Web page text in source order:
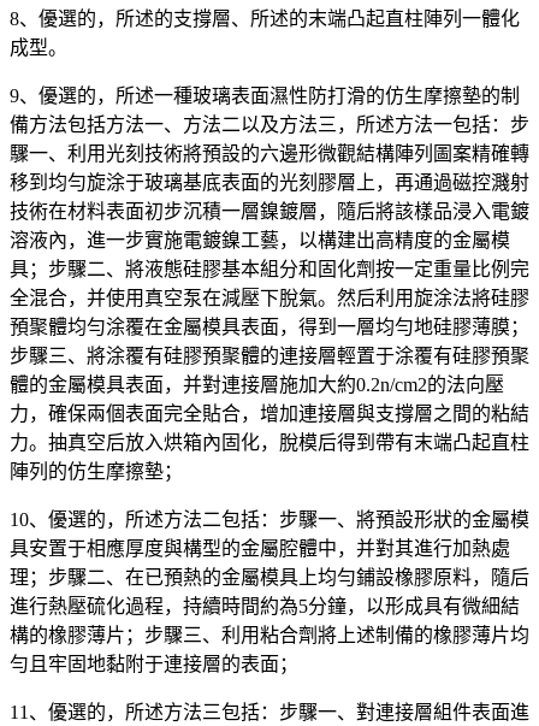
8、優選的，所述的支撐層、所述的末端凸起直柱陣列一體化
成型。
9、優選的，所述一種玻璃表面濕性防打滑的仿生摩擦墊的制
備方法包括方法一、方法二以及方法三，所述方法一包括：步
驟一、利用光刻技術將預設的六邊形微觀結構陣列圖案精確轉
移到均勻旋涂于玻璃基底表面的光刻膠層上，再通過磁控濺射
技術在材料表面初步沉積一層鎳鍍層，隨后將該樣品浸入電鍍
溶液內，進一步實施電鍍鎳工藝，以構建出高精度的金屬模
具；步驟二、將液態硅膠基本組分和固化劑按一定重量比例完
全混合，并使用真空泵在減壓下脫氣。然后利用旋涂法將硅膠
預聚體均勻涂覆在金屬模具表面，得到一層均勻地硅膠薄膜；
步驟三、將涂覆有硅膠預聚體的連接層輕置于涂覆有硅膠預聚
體的金屬模具表面，并對連接層施加大約0.2n/cm2的法向壓
力，確保兩個表面完全貼合，增加連接層與支撐層之間的粘結
力。抽真空后放入烘箱內固化，脫模后得到帶有末端凸起直柱
陣列的仿生摩擦墊；
10、優選的，所述方法二包括：步驟一、將預設形狀的金屬模
具安置于相應厚度與構型的金屬腔體中，并對其進行加熱處
理；步驟二、在已預熱的金屬模具上均勻鋪設橡膠原料，隨后
進行熱壓硫化過程，持續時間約為5分鐘，以形成具有微細結
構的橡膠薄片；步驟三、利用粘合劑將上述制備的橡膠薄片均
勻且牢固地黏附于連接層的表面；
11、優選的，所述方法三包括：步驟一、對連接層組件表面進